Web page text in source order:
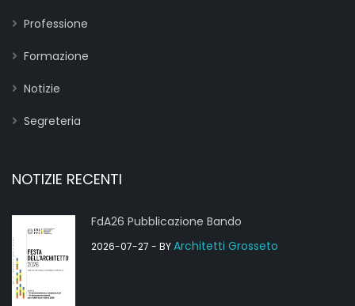
Professione
Formazione
Notizie
Segreteria
NOTIZIE RECENTI
FdA26 Pubblicazione Bando
2026-07-27 - BYArchitetti Grosseto